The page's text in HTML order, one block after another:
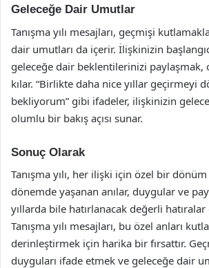
Geleceğe Dair Umutlar
Tanışma yılı mesajları, geçmişi
dair umutları da içerir. İlişkinizin
geleceğe dair beklentilerinizi paylaşmak,
kılar. “Birlikte daha nice yıllar geçirmeyi
bekliyorum” gibi ifadeler, ilişkinizin
olumlu bir bakış açısı sunar.
Sonuç Olarak
Tanışma yılı, her ilişki için özel bir dönüm
dönemde yaşanan anılar, duygular ve
yıllarda bile hatırlanacak değerli hatıralar
Tanışma yılı mesajları, bu özel anları
derinleştirmek için harika bir fırsattır.
duyguları ifade etmek ve geleceğe dair